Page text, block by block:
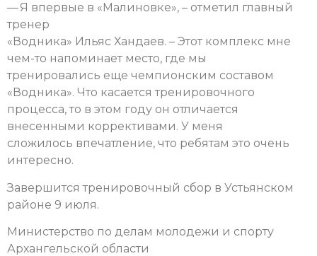
— Я впервые в «Малиновке», – отметил главный
тренер
«Водника» Ильяс Хандаев. – Этот комплекс мне
чем-то напоминает место, где мы
тренировались еще чемпионским составом
«Водника». Что касается тренировочного
процесса, то в этом году он отличается
внесенными коррективами. У меня
сложилось впечатление, что ребятам это очень
интересно.
Завершится тренировочный сбор в Устьянском
районе 9 июля.
Министерство по делам молодежи и спорту
Архангельской области